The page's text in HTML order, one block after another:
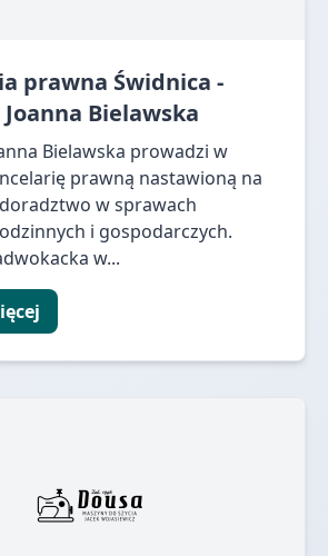
prawna Świdnica -
Bielawska
Bielawska prowadzi w
prawną nastawioną na
w sprawach
i gospodarczych.
w...